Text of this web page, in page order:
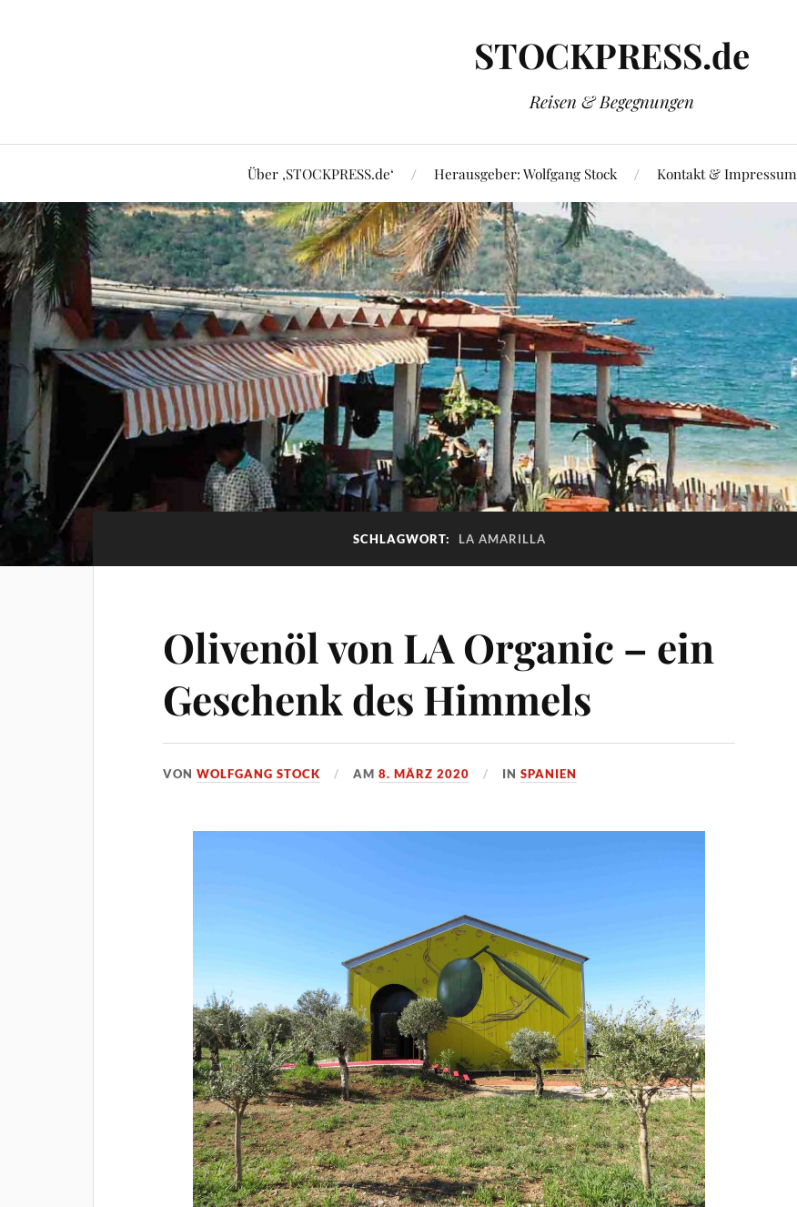
STOCKPRESS.de
Reisen & Begegnungen
Über ‚STOCKPRESS.de‘ Herausgeber: Wolfgang Stock Kontakt & Impressum
SCHLAGWORT: LA AMARILLA
Olivenöl von LA Organic – ein
Geschenk des Himmels
VONWOLFGANG STOCK AM8. MÄRZ 2020 INSPANIEN